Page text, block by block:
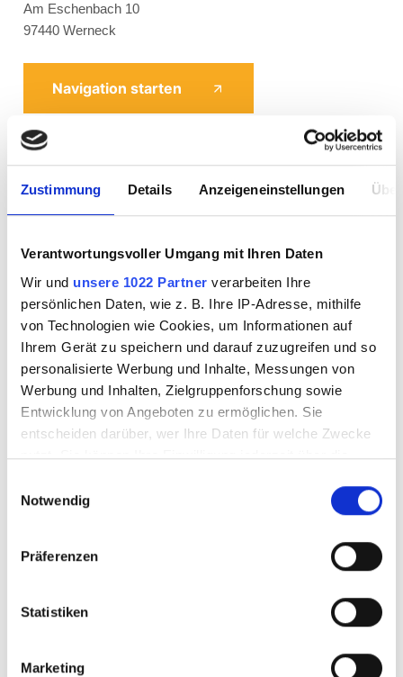
Zustimmung Details Anzeigeneinstellungen
Verantwortungsvoller Umgang mit Ihren Daten
Wir und unsere 1022 Partner verarbeiten Ihre
persönlichen Daten, wie z. B. Ihre IP-Adresse, mithilfe
von Technologien wie Cookies, um Informationen auf
Ihrem Gerät zu speichern und darauf zuzugreifen und so
personalisierte Werbung und Inhalte, Messungen von
Werbung und Inhalten, Zielgruppenforschung sowie
Entwicklung von Angeboten zu ermöglichen. Sie
entscheiden darüber, wer Ihre Daten für welche Zwecke
nutzt. Sie können Ihre Einwilligung jederzeit über die
Trigger Symbol ändern oder widerrufen
Informationen über Ihre geografische Lage
können
bestimmten Merkmalen (Fingerprinting) identifizieren
Notwendig
Präferenzen
Statistiken
Marketing
Am Eschenbach 10
97440 Werneck
Navigation starten
Telefon
Einige Worte unserer Gäste:
5.0
“Super freundliches Personal, Hallen sind sauber, Automaten
Generation im Einsatz. Klare Empfehlung.”